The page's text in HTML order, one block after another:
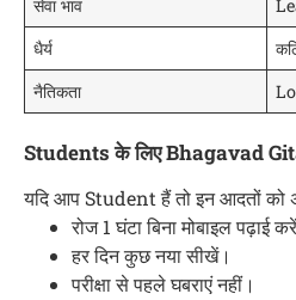
सेवा भाव
धैर्य
नैतिकता
Students के लिए Bhagavad
यदि आप Student हैं तो इन आदतों को
रोज 1 घंटा बिना मोबाइल पढ़ाई
हर दिन कुछ नया सीखें।
परीक्षा से पहले घबराएं नहीं।